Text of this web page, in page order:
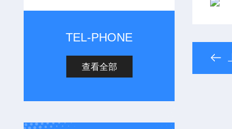
TEL-PHONE
查看全部